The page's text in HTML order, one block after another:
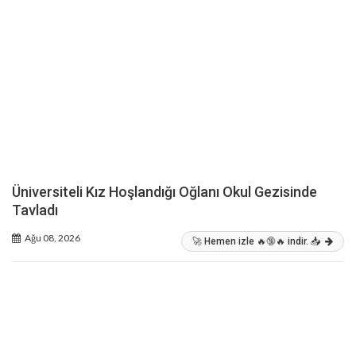
Üniversiteli Kız Hoşlandığı Oğlanı Okul Gezisinde
Tavladı
Ağu 08, 2026 🚀 Hemen izle 🔥🔞🔥 indir. 📥